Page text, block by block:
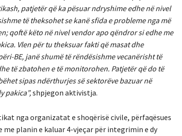
patjetër që ka pësuar ndryshime edhe në nivel
të theksohet se kanë sfida e probleme nga më
qoftë këto në nivel vendor apo qëndror si edhe me
Vlen për tu theksuar fakti që masat dhe
BE, janë shumë të rëndësishme vecanërisht të
të zbatohen e të monitorohen. Patjetër që do të
sipas ndërthurjes së sektorëve bazuar në
pakica”,shpjegon aktivistja.
nga organizatat e shoqërisë civile, përfaqësues
planin e kaluar 4-vjeçar për integrimin e dy